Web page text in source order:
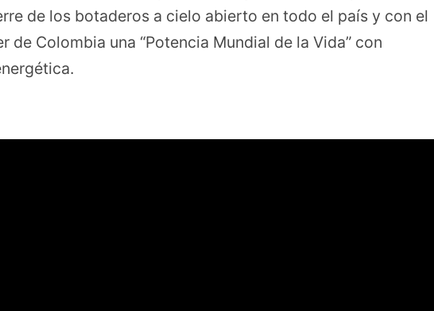
de los botaderos a cielo abierto en todo el país y con el
de Colombia una “Potencia Mundial de la Vida” con